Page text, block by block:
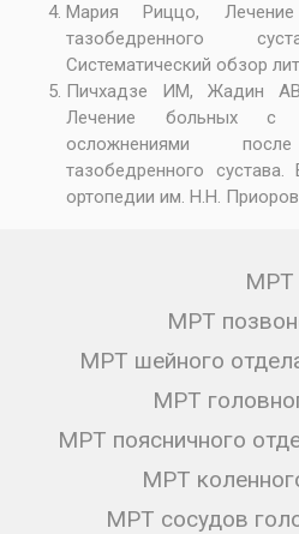
Мария Риццо, Лечение
тазобедренного
Систематический обзор
Пичхадзе ИМ, Жадин
Лечение больных с
осложнениями после
тазобедренного сустава.
ортопедии им. Н.Н.
МРТ
МРТ
МРТ шейного
МРТ
МРТ поясничного
МРТ
МРТ сосудов